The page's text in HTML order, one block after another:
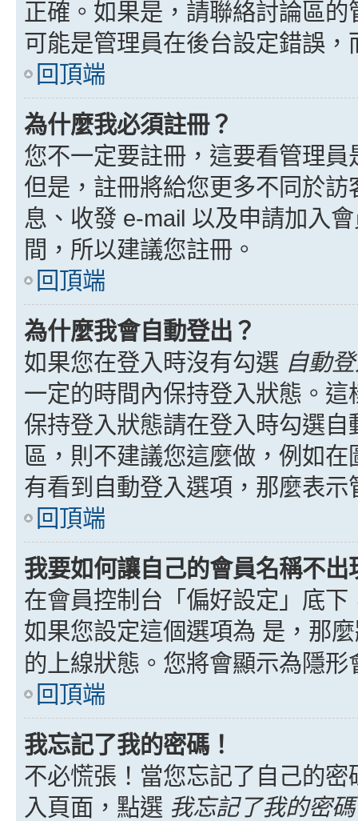
正確。如果是，請聯絡討論區
可能是管理員在後台設定錯誤
回頂端
為什麼我必須註冊？
您不一定要註冊，這要看管理
但是，註冊將給您更多不同於
息、收發 e-mail 以及申請加入
間，所以建議您註冊。
回頂端
為什麼我會自動登出？
如果您在登入時沒有勾選 自動
一定的時間內保持登入狀態。
保持登入狀態請在登入時勾選
區，則不建議您這麼做，例如
有看到自動登入選項，那麼表
回頂端
我要如何讓自己的會員名稱不
在會員控制台「偏好設定」底
如果您設定這個選項為 是 ，那
的上線狀態。您將會顯示為隱形
回頂端
我忘記了我的密碼！
不必慌張！當您忘記了自己的
入頁面，點選 我忘記了我的密碼